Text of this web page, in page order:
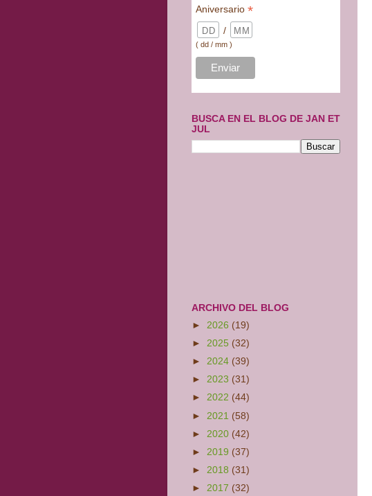
Aniversario*
/
( dd / mm )
BUSCA EN EL BLOG DE JAN ET
JUL
ARCHIVO DEL BLOG
► 2026 (19)
► 2025 (32)
► 2024 (39)
► 2023 (31)
► 2022 (44)
► 2021 (58)
► 2020 (42)
► 2019 (37)
► 2018 (31)
► 2017 (32)